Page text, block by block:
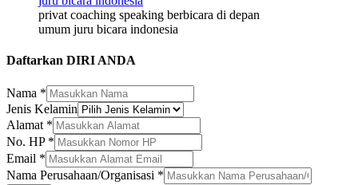
privat coaching speaking berbicara di depan
umum juru bicara indonesia
Daftarkan DIRI ANDA
Nama *
Jenis Kelamin
Kelamin
HP
Perusahaan/Organisasi
Alamat *
No. HP *
Email *
Nama Perusahaan/Organisasi *